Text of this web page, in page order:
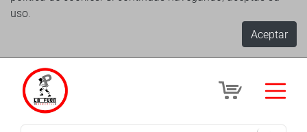
uso.
Aceptar